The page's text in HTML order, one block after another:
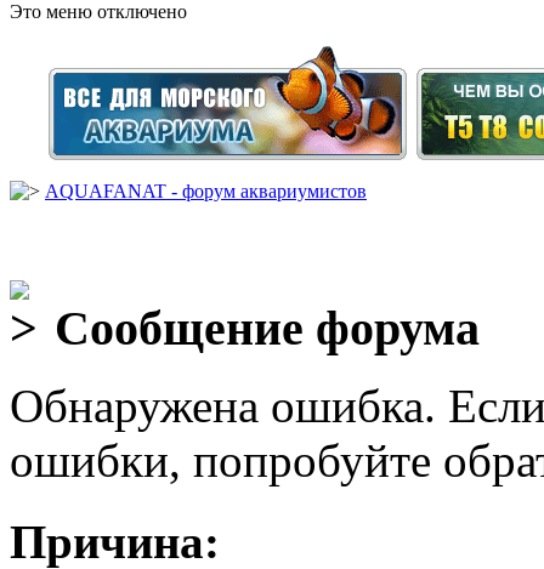
Это меню отключено
AQUAFANAT - форум аквариумистов
Сообщение форума
Обнаружена ошибка.
ошибки, попробуйте
Причина: